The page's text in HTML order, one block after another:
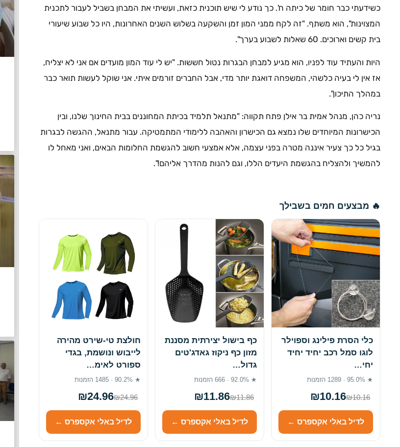
כשידעתי כבר חומר של כיתה ח'. כך נודע לי שיש תוכנית כזאת, ועשיתי את המבחן בשביל לעבור לתכנית
המצוינות", הוא משתף. "זה לקח ממני המון זמן והשקעה בשלוש השנים האחרונות, היו כל שבוע שיעורי
בית קשים וארוכים. 60 שאלות לשבוע בערך".
היות והעתיד עוד לפניו, הוא מגיע למבחן הבגרות נטול חששות. "יש לי עוד המון מועדים אם אני לא יצליח,
אז אין לי בעיה כלשהי, המשפחה דואגת יותר מדי, אבל החברים זורמים איתי. אני שוקל לעשות תואר כבר
במהלך התיכון".
נריה כהן, מנהל אמית בר אילן פתח תקווה: "מתנאל תלמיד בכיתת המחוננים בבית החינוך שלנו, ובין
הכישרונות המיוחדים שלו נמצא גם הכישרון והאהבה ללימודי המתמטיקה. עבור מתנאל, ההגשה לבגרות
בגיל כל כך צעיר איננה מטרה בפני עצמה, אלא אמצעי חשוב להגשמת החלומות הבאים, ואני מאחל לו
להמשיך ולהצליח בהגשמת היעדים הללו, וגם להנות מהדרך אליהם!".
🔥 מבצעים חמים בשבילך
כלי הסרת פילינג וספוילר
לוגו סמל רכב יחיד יחיד
יחי…
★ 95.0% · 1289 הזמנות
₪10.16₪10.16
לדיל באלי אקספרס ←
כף בישול יצירתית מסננת
מזון כף ניקוז גאדג'טים
גדול…
★ 92.0% · 666 הזמנות
₪11.86₪11.86
לדיל באלי אקספרס ←
חולצת טי-שירט מהירה
לייבוש ונושמת, בגדי
ספורט לאימ…
★ 90.2% · 1485 הזמנות
₪24.96₪24.96
לדיל באלי אקספרס ←